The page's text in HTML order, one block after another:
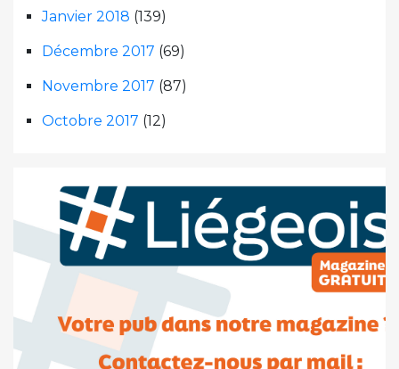
Janvier 2018 (139)
Décembre 2017 (69)
Novembre 2017 (87)
Octobre 2017 (12)